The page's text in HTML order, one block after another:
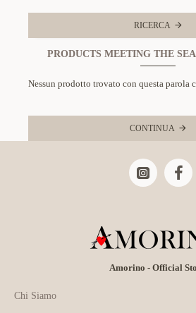
RICERCA
PRODUCTS MEETING THE
Nessun prodotto trovato con questa parola
CONTINUA
Amorino - Official
Chi Siamo